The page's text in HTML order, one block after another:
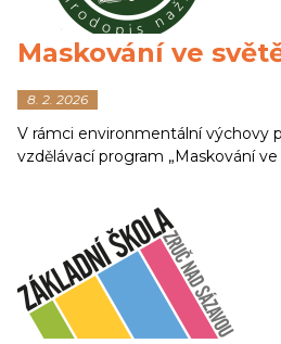
Maskování ve
8. 2. 2026
V rámci environmentální výchovy
vzdělávací program „Maskování ve